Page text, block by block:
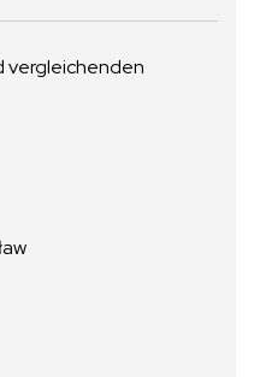
vergleichenden